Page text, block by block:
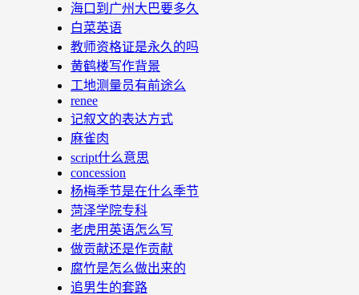
海口到广州大巴要多久
白菜英语
教师资格证是永久的吗
黄鹤楼写作背景
工地测量员有前途么
renee
记叙文的表达方式
麻雀肉
script什么意思
concession
杨梅季节是在什么季节
菏泽学院专科
老虎用英语怎么写
做贡献还是作贡献
腐竹是怎么做出来的
追男生的套路